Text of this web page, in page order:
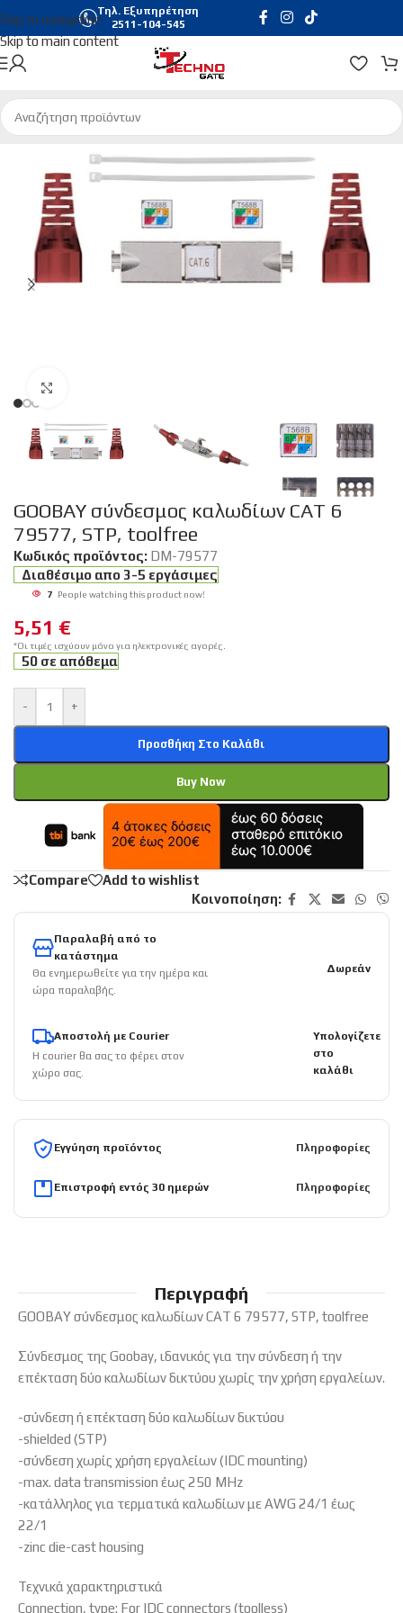
Skip to navigation
Skip to main content
Τηλ. Εξυπηρέτηση
2511-104-545
Αρχική σελίδα/Δικτυακά
GOOBAY σύνδεσμος καλωδίων CAT 6
79577, STP, toolfree
Κωδικός προϊόντος: DM-79577
Διαθέσιμο απο 3-5 εργάσιμες
7 People watching this product now!
5,51 €
*Οι τιμές ισχύουν μόνο για ηλεκτρονικές αγορές.
50 σε απόθεμα
- +
Προσθήκη Στο Καλάθι
Buy Now
Compare
Add to wishlist
Κοινοποίηση:
Παραλαβή από το
κατάστημα
Θα ενημερωθείτε για την ημέρα και
ώρα παραλαβής.
Δωρεάν
Αποστολή με Courier
Η courier θα σας το φέρει στον
χώρο σας.
Υπολογίζετε
στο
καλάθι
Εγγύηση προϊόντος Πληροφορίες
Επιστροφή εντός 30 ημερών Πληροφορίες
Περιγραφή
GOOBAY σύνδεσμος καλωδίων CAT 6 79577, STP, toolfree
Σύνδεσμος της Goobay, ιδανικός για την σύνδεση ή την
επέκταση δύο καλωδίων δικτύου χωρίς την χρήση εργαλείων.
-σύνδεση ή επέκταση δύο καλωδίων δικτύου
-shielded (STP)
-σύνδεση χωρίς χρήση εργαλείων (IDC mounting)
-max. data transmission έως 250 MHz
-κατάλληλος για τερματικά καλωδίων με AWG 24/1 έως
22/1
-zinc die-cast housing
Τεχνικά χαρακτηριστικά
Connection, type: For IDC connectors (toolless)